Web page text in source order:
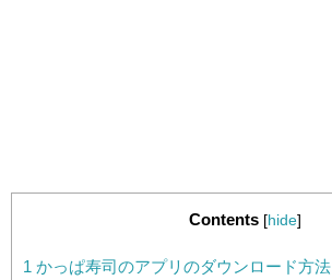
Contents [hide]
1 かっぱ寿司のアプリのダウンロード方法